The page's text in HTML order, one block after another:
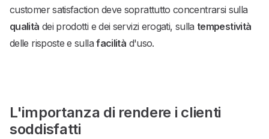
customer satisfaction deve soprattutto concentrarsi sulla
qualità dei prodotti e dei servizi erogati, sulla tempestività
delle risposte e sullafacilità d'uso.
L'importanza di rendere i clienti
soddisfatti